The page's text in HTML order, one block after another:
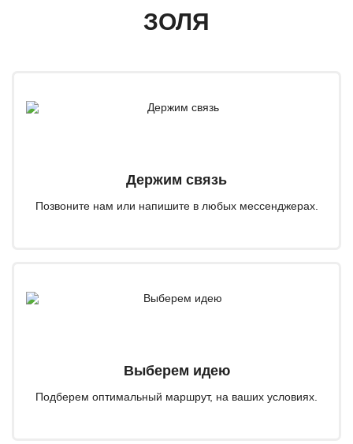
ЗОЛЯ
Держим связь
Позвоните нам или напишите в любых мессенджерах.
Выберем идею
Подберем оптимальный маршрут, на ваших условиях.